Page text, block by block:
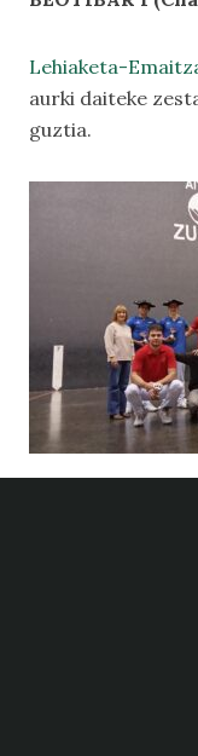
Lehiaketa-
aurki daiteke
guztia.